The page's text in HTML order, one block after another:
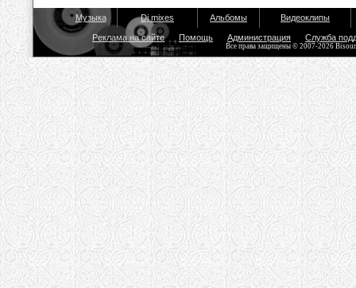
Музыка Dj mixes Альбомы Видеоклипы
Реклама на сайте Помощь Администрация Служба
Все права защищены © 2007-2026